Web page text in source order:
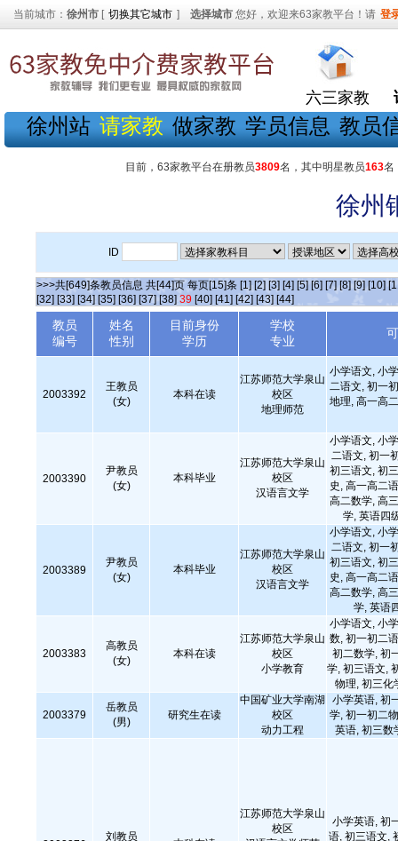
当前城市： 徐州市 [ 切换其它城市 ] 选择城市 您好，欢迎来63家教平台！请 登
六三家教
徐州站 请家教 做家教 学员信息 教员
目前，63家教平台在册教员3809名，其中明星教员163名
徐州
ID
>>>共[649]条教员信息 共[44]页 每页[15]条 [1] [2] [3] [4] [5] [6] [7] [8] [9] [10]
[32] [33] [34] [35] [36] [37] [38] 39 [40] [41] [42] [43] [44]
教员
编号
姓名
性别
目前身份
学历
学校
专业
2003392
王教员
(女)
本科在读
江苏师范大学泉山
校区
地理师范
小学语文, 小
二语文, 初一
地理, 高一高
2003390
尹教员
(女)
本科毕业
江苏师范大学泉山
校区
汉语言文学
小学语文, 小
二语文, 初一
初三语文, 初
史, 高一高二
高二数学, 高
学, 英语四
2003389
尹教员
(女)
本科毕业
江苏师范大学泉山
校区
汉语言文学
小学语文, 小
二语文, 初一
初三语文, 初
史, 高一高二
高二数学, 高
学, 英语
2003383
高教员
(女)
本科在读
江苏师范大学泉山
校区
小学教育
小学语文, 小
数, 初一初二
初二数学, 初
学, 初三语文,
物理, 初三化
2003379
岳教员
(男)
研究生在读
中国矿业大学南湖
校区
动力工程
小学英语, 初
学, 初一初二
英语, 初三数
刘教员
江苏师范大学泉山
校区
小学英语, 初
语, 初三语文,